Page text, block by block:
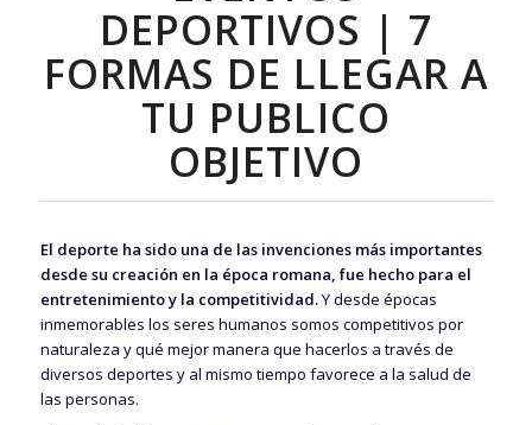
DEPORTIVOS | 7
FORMAS DE LLEGAR A
TU PUBLICO
OBJETIVO
El deporte ha sido una de las invenciones más importantes
desde su creación en la época romana, fue hecho para el
entretenimiento y la competitividad.Y desde épocas
inmemorables los seres humanos somos competitivos por
naturaleza y qué mejor manera que hacerlos a través de
diversos deportes y al mismo tiempo favorece a la salud de
las personas.